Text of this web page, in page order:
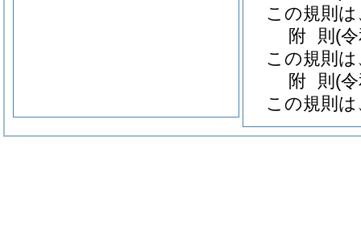
この規則
附 則 (
この規則
附 則 (
この規則